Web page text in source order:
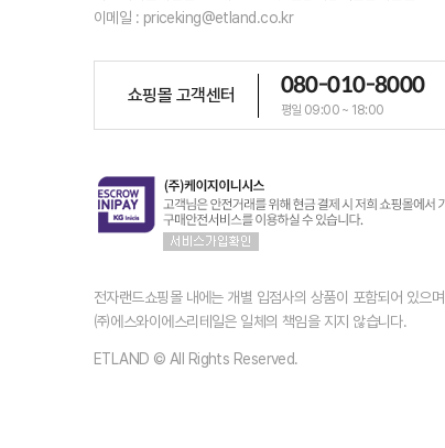
이메일 : priceking@etland.co.kr
쇼핑몰 고객센터 080-010-8000
평일 09:00 ~ 18:00
전자랜드쇼핑몰 내에는 개별 입점사의 상품이 포함되어 있으
㈜에스와이에스리테일은 일체의 책임을 지지 않습니다.
ETLAND © All Rights Reserved.